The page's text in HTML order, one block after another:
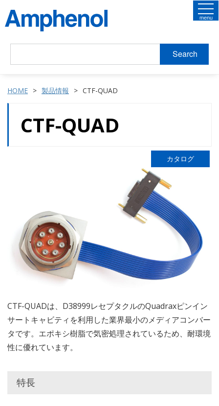
Search
menu
HOME 製品情報 CTF-QUAD
CTF-QUAD
カタログ
CTF-QUADは、D38999レセプタクルのQuadraxピンイン
サートキャビティを利用した業界最小のメディアコンバー
タです。エポキシ樹脂で気密処理されているため、耐環境
性に優れています。
特長